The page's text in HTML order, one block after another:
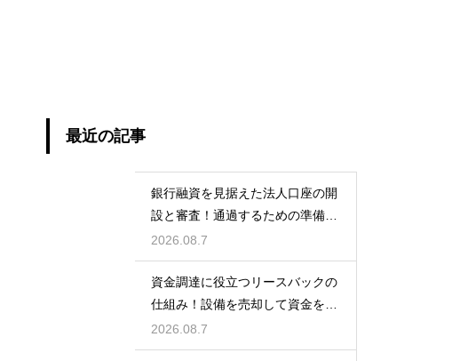
最近の記事
銀行融資を見据えた法人口座の開
設と審査！通過するための準備と
ポイント
2026.08.7
資金調達に役立つリースバックの
仕組み！設備を売却して資金を得
る方法
2026.08.7